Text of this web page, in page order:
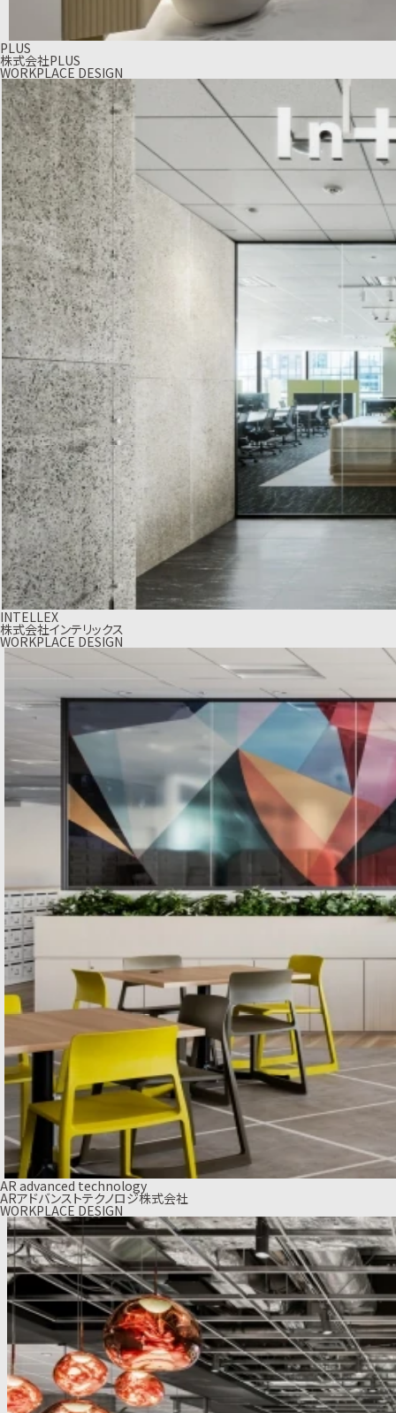
PLUS
株式会社PLUS
WORKPLACE DESIGN
INTELLEX
株式会社インテリックス
WORKPLACE DESIGN
AR advanced technology
ARアドバンストテクノロジ株式会社
WORKPLACE DESIGN